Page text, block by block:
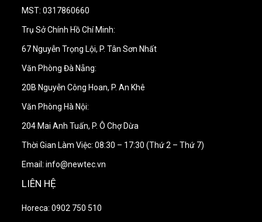
MST: 0317860660
Trụ Sở Chính Hồ Chí Minh:
67 Nguyễn Trọng Lội, P. Tân Sơn Nhất
Văn Phòng Đà Nẵng:
20B Nguyễn Công Hoan, P. An Khê
Văn Phòng Hà Nội:
204 Mai Anh Tuấn, P. Ô Chợ Dừa
Thời Gian Làm Việc: 08:30 – 17:30 (Thứ 2 – Thứ 7)
Email: info@newtec.vn
LIÊN HỆ
Horeca: 0902 750 510